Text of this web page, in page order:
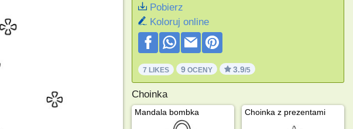
Pobierz
Koloruj online
7 LIKES 9OCENY 3.9/5
Choinka
Mandala bombka Choinka z prezentami